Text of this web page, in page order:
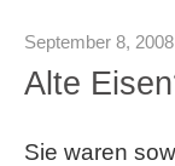
September 8, 2008
Alte
Sie waren